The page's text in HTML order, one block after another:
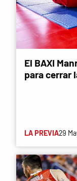
El BAXI
para cerrar
LA PREVIA29